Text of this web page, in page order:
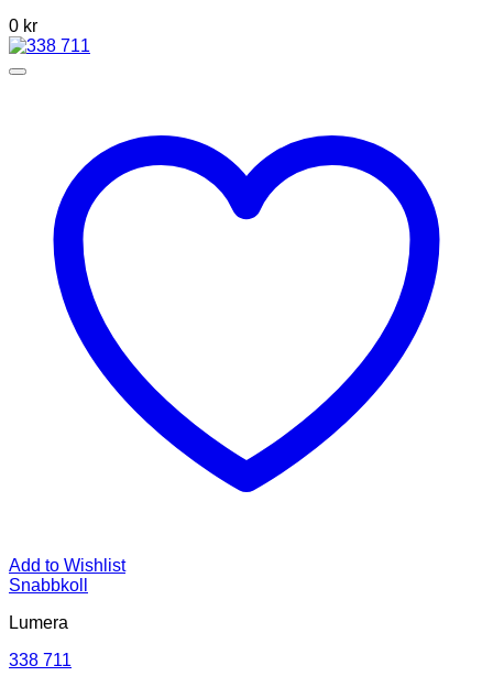
0 kr
Add to Wishlist
Snabbkoll
Lumera
338 711